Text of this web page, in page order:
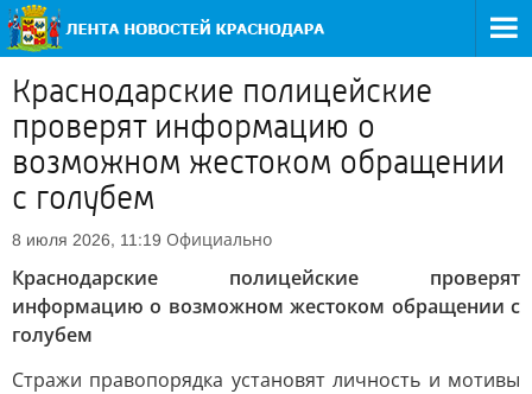
Краснодарские полицейские
проверят информацию о
возможном жестоком обращении
с голубем
8 июля 2026, 11:19 Официально
Краснодарские полицейские проверят
информацию о возможном жестоком обращении с
голубем
Стражи правопорядка установят личность и мотивы